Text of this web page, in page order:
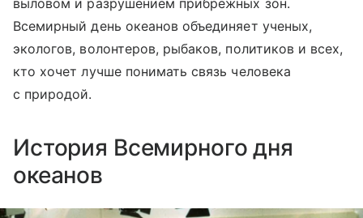
Всемирный день океанов объединяет ученых,
экологов, волонтеров, рыбаков, политиков и всех,
кто хочет лучше понимать связь человека
с природой.
История Всемирного дня
океанов